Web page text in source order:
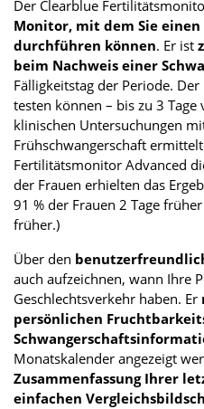
Der Clearblue
Monitor, mit dem Sie
durchführen können. Er ist
beim Nachweis einer
Fälligkeitstag der Periode.
testen können – bis zu 3
klinischen Untersuchungen
Frühschwangerschaft
Fertilitätsmonitor Advanced
der Frauen erhielten das
91 % der Frauen 2 Tage
früher.)
Über den
auch aufzeichnen, wann Ihre
Geschlechtsverkehr haben. Er
persönlichen
Monatskalender angezeigt
Zusammenfassung Ihrer
einfachen